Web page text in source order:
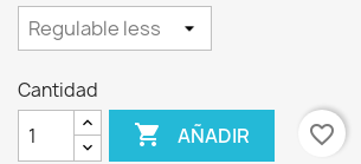
Cantidad
 AÑADIR favorite_border